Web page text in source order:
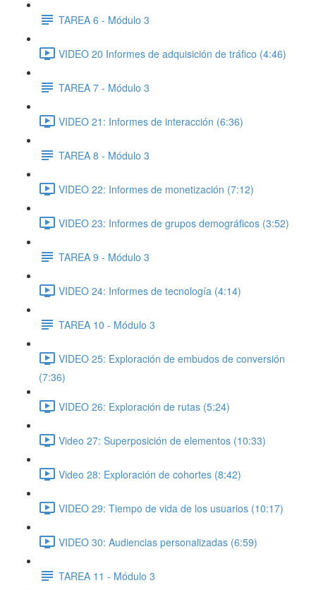
TAREA 6 - Módulo 3
VIDEO 20 Informes de adquisición de tráfico (4:46)
TAREA 7 - Módulo 3
VIDEO 21: Informes de interacción (6:36)
TAREA 8 - Módulo 3
VIDEO 22: Informes de monetización (7:12)
VIDEO 23: Informes de grupos demográficos (3:52)
TAREA 9 - Módulo 3
VIDEO 24: Informes de tecnología (4:14)
TAREA 10 - Módulo 3
VIDEO 25: Exploración de embudos de conversión
(7:36)
VIDEO 26: Exploración de rutas (5:24)
Video 27: Superposición de elementos (10:33)
Video 28: Exploración de cohortes (8:42)
VIDEO 29: Tiempo de vida de los usuarios (10:17)
VIDEO 30: Audiencias personalizadas (6:59)
TAREA 11 - Módulo 3